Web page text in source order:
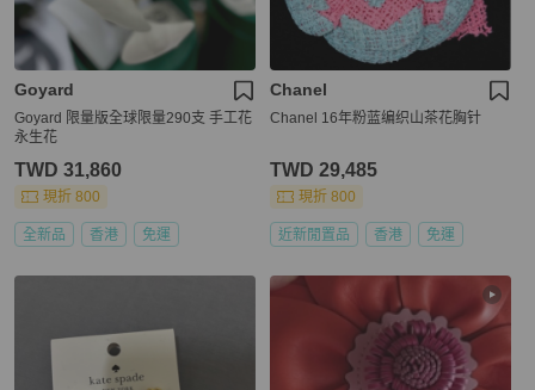
Goyard
Goyard 限量版全球限量290支 手工花
永生花
TWD 31,860
現折 800
全新品 香港 免運
Chanel
Chanel 16年粉蓝编织山茶花胸针
TWD 29,485
現折 800
近新閒置品 香港 免運